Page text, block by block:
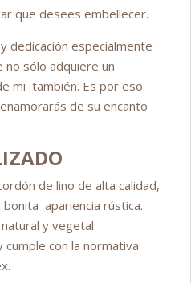
que desees embellecer.
dedicación especialmente
no sólo adquiere un
mi también. Es por eso
de su encanto
de lino de alta calidad,
apariencia rústica.
y vegetal
con la normativa